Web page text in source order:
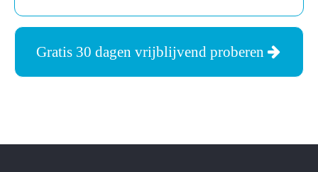
Gratis 30 dagen vrijblijvend proberen